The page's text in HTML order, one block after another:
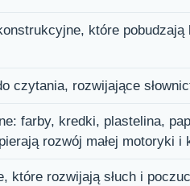
które
czytania, rozwijające
farby, kredki, plastelina,
rozwój małej motoryki i
które rozwijają słuch i